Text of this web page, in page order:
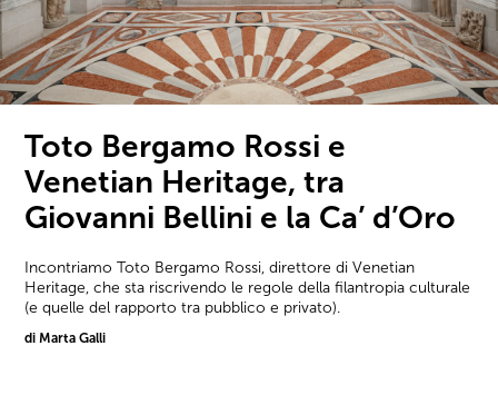
Toto Bergamo Rossi e
Venetian Heritage, tra
Giovanni Bellini e la Ca’ d’Oro
Incontriamo Toto Bergamo Rossi, direttore di Venetian
Heritage, che sta riscrivendo le regole della filantropia culturale
(e quelle del rapporto tra pubblico e privato).
di Marta Galli